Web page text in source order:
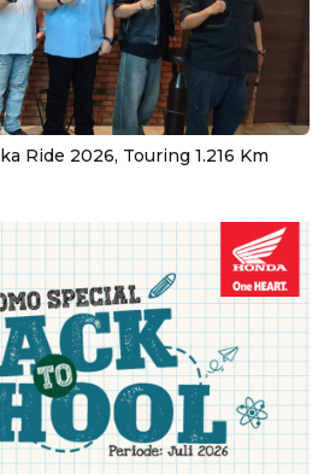
Ride 2026, Touring 1.216 Km